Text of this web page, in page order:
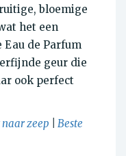
bloemige
het een
de Parfum
geur die
ook perfect
zeep
Beste